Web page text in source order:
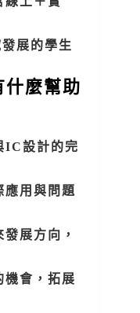
展的學生
麼幫助
IC設計的完
應用與問題
展方向，
機會，拓展